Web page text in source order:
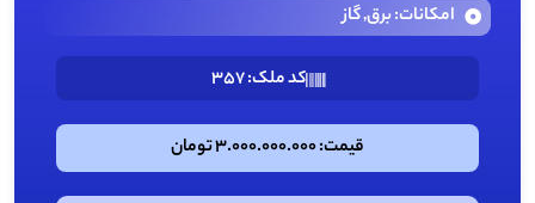
امکانات: برق, گاز
کد ملک: 357
قیمت: 3.000.000.000 تومان